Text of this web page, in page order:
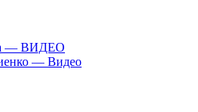
— ВИДЕО
— Видео